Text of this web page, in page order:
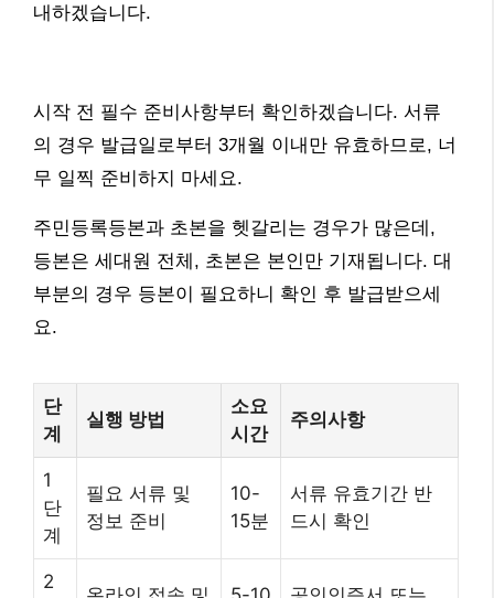
내하겠습니다.
시작 전 필수 준비사항부터 확인하겠습니다. 서류
의 경우 발급일로부터 3개월 이내만 유효하므로, 너
무 일찍 준비하지 마세요.
주민등록등본과 초본을 헷갈리는 경우가 많은데,
등본은 세대원 전체, 초본은 본인만 기재됩니다. 대
부분의 경우 등본이 필요하니 확인 후 발급받으세
요.
단
계
실행 방법
소요
시간
주의사항
1
단
계
필요 서류 및
정보 준비
10-
15분
서류 유효기간 반
드시 확인
2